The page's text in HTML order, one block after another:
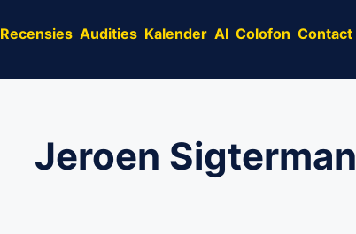
Recensies Audities Kalender AI Colofon Contact
Jeroen Sigterman